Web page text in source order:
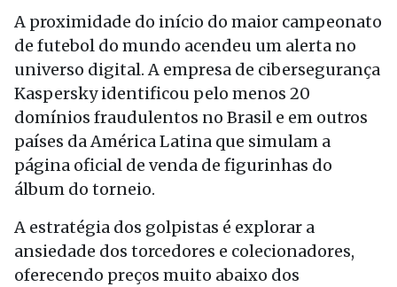
A proximidade do início do maior campeonato
de futebol do mundo acendeu um alerta no
universo digital. A empresa de cibersegurança
Kaspersky identificou pelo menos 20
domínios fraudulentos no Brasil e em outros
países da América Latina que simulam a
página oficial de venda de figurinhas do
álbum do torneio.
A estratégia dos golpistas é explorar a
ansiedade dos torcedores e colecionadores,
oferecendo preços muito abaixo dos